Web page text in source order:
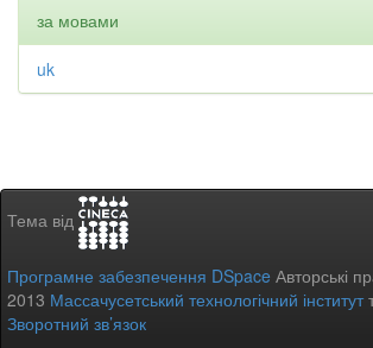
за мовами
uk
Тема від
Програмне забезпечення DSpace Авторські
2013 Массачусетський технологічний інститут
Зворотний зв’язок